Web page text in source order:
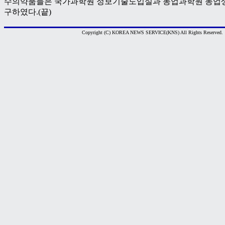
구하였다.(끝)
Copyright (C) KOREA NEWS SERVICE(KNS) All Rights Reserved.